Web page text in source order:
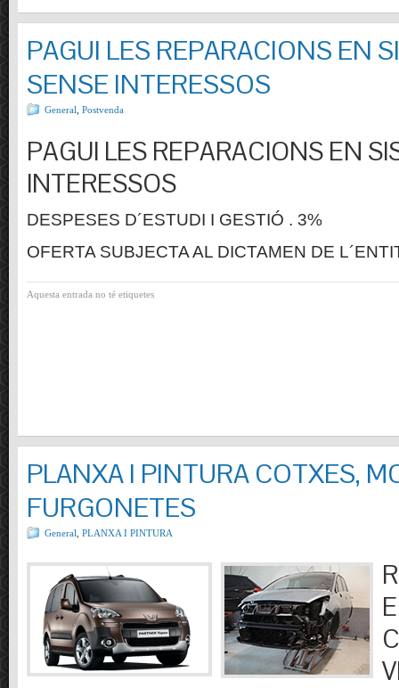
PAGUI LES REPARACIONS EN
SENSE INTERESSOS
General Postvenda
PAGUI LES REPARACIONS EN
INTERESSOS
DESPESES D´ESTUDI I GESTIÓ . 3%
OFERTA SUBJECTA AL DICTAMEN DE
Aquesta entrada no té etiquetes
PLANXA I PINTURA COTXES,
FURGONETES
General PLANXA I PINTURA